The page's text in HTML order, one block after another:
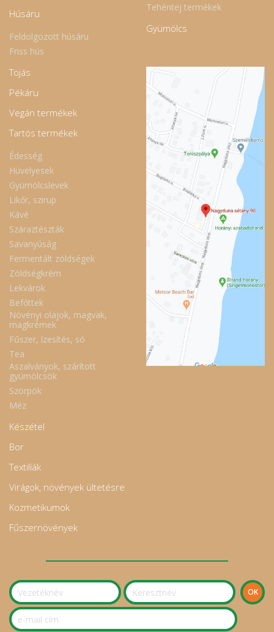
Húsáru
Feldolgozott húsáru
Friss hús
Tehéntej termékek
Gyümölcs
Tojás
Pékáru
Vegán termékek
Tartós termékek
Édesség
Hüvelyesek
Gyümölcslevek
Likőr, szirup
Kávé
Száraztészták
Savanyúság
Fermentált zöldségek
Zöldségkrém
Lekvárok
Befőttek
Növényi olajok, magvak,
magkrémek
Fűszer, ízesítés, só
Tea
Aszalványok, szárított
gyümölcsök
Szörpök
Méz
Készétel
Bor
Textilíák
Virágok, növények ültetésre
Kozmetikumok
Fűszernövények